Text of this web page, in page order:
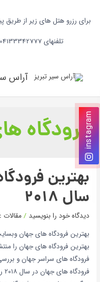
برای رزرو هتل های زیر از طریق
تلفنهای 04133342777 و 04133251388 تماس بگیرید.
آراس
فرودگاه
بهترین
سال 2018
دیدگاه‌ خود را بنویسید /
بهترین فرودگاه های جهان را
فرودگاه های سراسر جهان و
instagram